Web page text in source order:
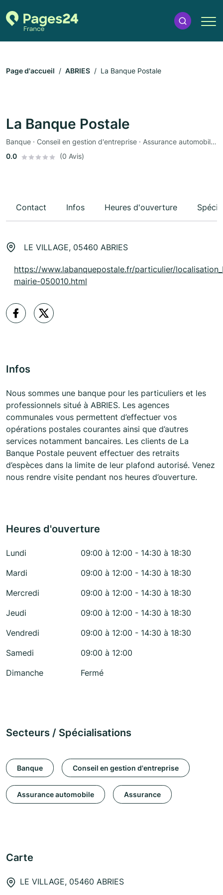
Page d'accueil ABRIES La Banque Postale
La Banque Postale
Banque · Conseil en gestion d'entreprise · Assurance automobile · Assurance
0.0
(0 Avis)
Contact Infos Heures d'ouverture
LE VILLAGE, 05460 ABRIES
https://www.labanquepostale.fr/particulier/
mairie-050010.html
Infos
Nous sommes une banque pour les particuliers et les
professionnels situé à ABRIES. Les agences
communales vous permettent d’effectuer vos
opérations postales courantes ainsi que d’autres
services notamment bancaires. Les clients de La
Banque Postale peuvent effectuer des retraits
d’espèces dans la limite de leur plafond autorisé. Venez
nous rendre visite pendant nos heures d’ouverture.
Heures d'ouverture
Lundi
09:00 à 12:00 - 14:30 à 18:30
Mardi
09:00 à 12:00 - 14:30 à 18:30
Mercredi
09:00 à 12:00 - 14:30 à 18:30
Jeudi
09:00 à 12:00 - 14:30 à 18:30
Vendredi
09:00 à 12:00 - 14:30 à 18:30
Samedi
09:00 à 12:00
Dimanche
Fermé
Secteurs / Spécialisations
Banque Conseil en gestion d'entreprise
Assurance automobile Assurance
Carte
LE VILLAGE, 05460 ABRIES